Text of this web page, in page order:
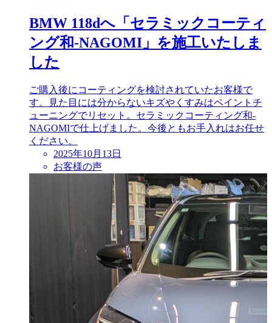
BMW 118dへ「セラミックコーティ
ング和-NAGOMI」を施工いたしま
した
ご購入後にコーティングを検討されていたお客様で
す。見た目には分からないキズやくすみはペイントチ
ューニングでリセット。セラミックコーティング和-
NAGOMIで仕上げました。今後ともお手入れはお任せ
ください。
投
稿
2025年10月13日
お客様の声